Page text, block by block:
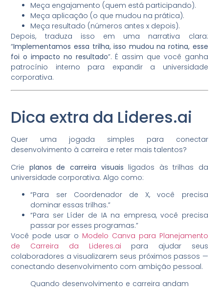
Meça engajamento (quem está participando).
Meça aplicação (o que mudou na prática).
Meça resultado (números antes x depois).
Depois, traduza isso em uma narrativa clara:
“Implementamos essa trilha, isso mudou na rotina, esse
foi o impacto no resultado”. É assim que você ganha
patrocínio interno para expandir a universidade
corporativa.
Dica extra da Lideres.ai
Quer uma jogada simples para conectar
desenvolvimento à carreira e reter mais talentos?
Crie planos de carreira visuais ligados às trilhas da
universidade corporativa. Algo como:
“Para ser Coordenador de X, você precisa
dominar essas trilhas.”
“Para ser Líder de IA na empresa, você precisa
passar por esses programas.”
Você pode usar o Modelo Canva para Planejamento
de Carreira da Lideres.ai para ajudar seus
colaboradores a visualizarem seus próximos passos —
conectando desenvolvimento com ambição pessoal.
Quando desenvolvimento e carreira andam